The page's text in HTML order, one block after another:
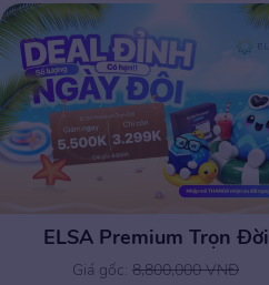
ELSA Premium Trọn Đời
Giá gốc: 8,800,000 VNĐ